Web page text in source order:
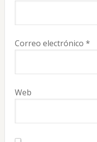
Correo electrónico *
Web